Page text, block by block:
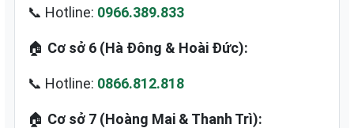
📞 Hotline: 0966.389.833
🏠 Cơ sở 6 (Hà Đông & Hoài Đức):
📞 Hotline: 0866.812.818
🏠 Cơ sở 7 (Hoàng Mai & Thanh Trì):